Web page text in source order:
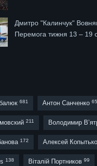
Дмитро "Калинчук"
Перемога тижня 13 – 19
681 Антон Санченко
211 Володимир
172 Алексей Копытько
138 Віталій Портников 99